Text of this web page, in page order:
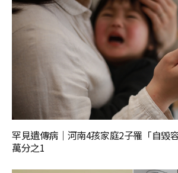
罕見遺傳病｜河南4孩家庭2子罹「自毀
萬分之1